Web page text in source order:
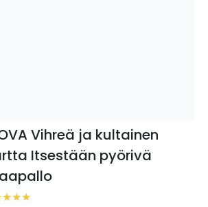
Vihreä ja kultainen
Itsestään pyörivä